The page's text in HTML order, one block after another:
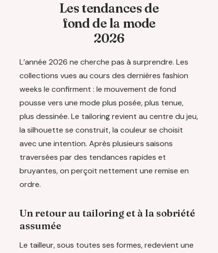
Les tendances de
fond de la mode
2026
L’année 2026 ne cherche pas à surprendre. Les
collections vues au cours des dernières fashion
weeks le confirment : le mouvement de fond
pousse vers une mode plus posée, plus tenue,
plus dessinée. Le tailoring revient au centre du jeu,
la silhouette se construit, la couleur se choisit
avec une intention. Après plusieurs saisons
traversées par des tendances rapides et
bruyantes, on perçoit nettement une remise en
ordre.
Un retour au tailoring et à la sobriété
assumée
Le tailleur, sous toutes ses formes, redevient une